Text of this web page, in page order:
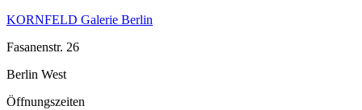
KORNFELD Galerie Berlin
Fasanenstr. 26
Berlin West
Öffnungszeiten